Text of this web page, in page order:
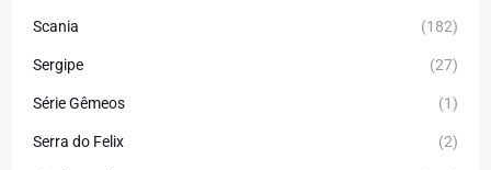
Scania (182)
Sergipe (27)
Série Gêmeos (1)
Serra do Felix (2)